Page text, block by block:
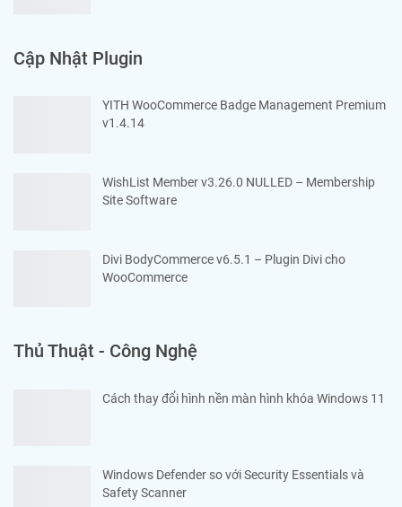
Cập Nhật Plugin
YITH WooCommerce Badge Management Premium
v1.4.14
WishList Member v3.26.0 NULLED – Membership
Site Software
Divi BodyCommerce v6.5.1 – Plugin Divi cho
WooCommerce
Thủ Thuật - Công Nghệ
Cách thay đổi hình nền màn hình khóa Windows 11
Windows Defender so với Security Essentials và
Safety Scanner